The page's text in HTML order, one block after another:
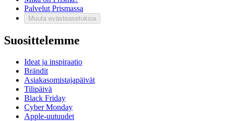
Palvelut Prismassa
Muuta evästeasetuksia
Suosittelemme
Ideat ja inspiraatio
Brändit
Asiakasomistajapäivät
Tilipäivä
Black Friday
Cyber Monday
Apple-uutuudet